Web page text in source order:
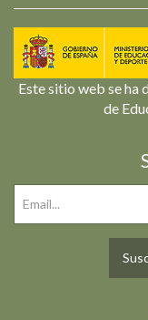
Este sitio web se ha
de